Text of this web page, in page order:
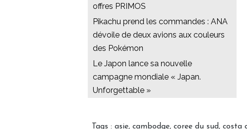
offres PRIMOS
Pikachu prend les commandes : ANA
dévoile de deux avions aux couleurs
des Pokémon
Le Japon lance sa nouvelle
campagne mondiale « Japan.
Unforgettable »
Tags : asie, cambodge, coree du sud, costa